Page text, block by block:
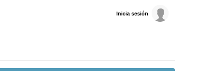
Inicia sesión